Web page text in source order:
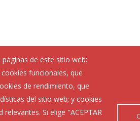
de este sitio web:
funcionales, que
de rendimiento, que
del sitio web; y cookies
Si elige "ACEPTAR
Corporación
Teléfonos de